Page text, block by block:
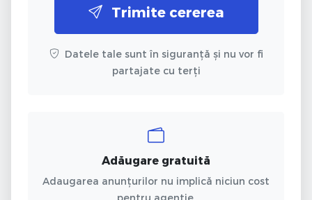
Trimite cererea
Datele tale sunt în siguranță și nu vor fi
partajate cu terți
Adăugare gratuită
Adaugarea anunțurilor nu implică niciun cost
pentru agenție.